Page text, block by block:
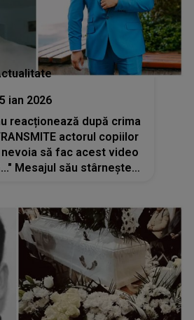
ian 2026
reacționează după crima
actorul copiilor
să fac acest video
Mesajul său stârneşte